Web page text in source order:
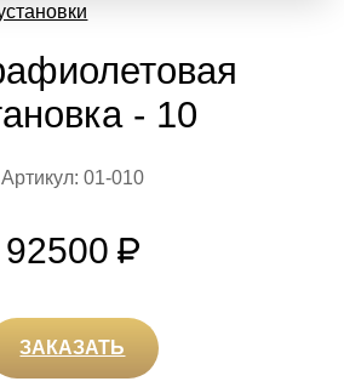
- 10
Артикул: 01-010
92500
ЗАКАЗАТЬ